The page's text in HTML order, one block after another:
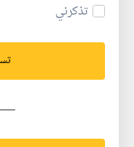
تذكرني